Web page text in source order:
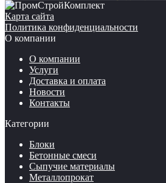
Карта сайта
Политика конфиденциальности
О компании
О компании
Услуги
Доставка и оплата
Новости
Контакты
Категории
Блоки
Бетонные смеси
Сыпучие материалы
Металлопрокат